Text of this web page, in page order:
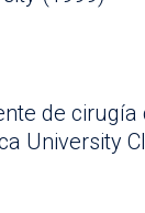
de
University